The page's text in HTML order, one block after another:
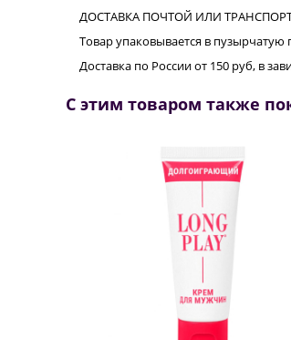
ДОСТАВКА ПОЧТОЙ ИЛИ
Товар упаковывается в
Доставка по России от 150 руб, в
С этим товаром также